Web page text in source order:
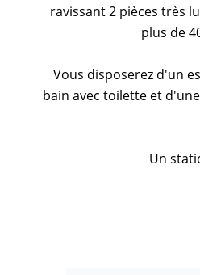
ravissant 2 pièces très
plus de
Vous disposerez d'un
bain avec toilette et
Un